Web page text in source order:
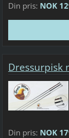
Din pris: NOK
Dressurpisk
Din pris: NOK